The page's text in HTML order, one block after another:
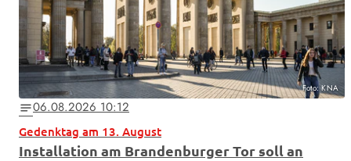
Foto: KNA
notes06.08.2026 10:12
Gedenktag am 13. August
Installation am Brandenburger Tor soll an